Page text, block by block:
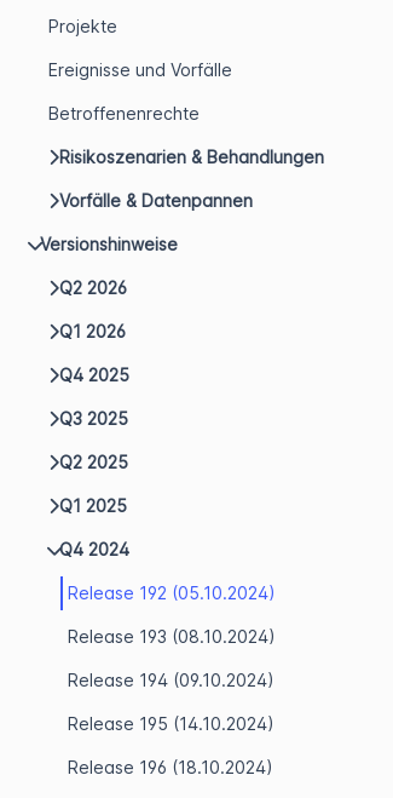
Projekte
Ereignisse und Vorfälle
Betroffenenrechte
Risikoszenarien & Behandlungen
Vorfälle & Datenpannen
Versionshinweise
Q2 2026
Q1 2026
Q4 2025
Q3 2025
Q2 2025
Q1 2025
Q4 2024
Release 192 (05.10.2024)
Release 193 (08.10.2024)
Release 194 (09.10.2024)
Release 195 (14.10.2024)
Release 196 (18.10.2024)